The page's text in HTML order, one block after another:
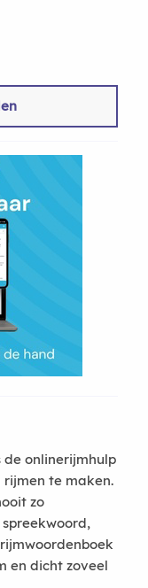
de onlinerijmhulp
te maken.
zo
en dicht zoveel